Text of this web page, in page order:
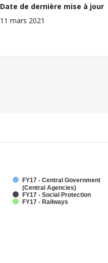
Date de dernière mise à jour
11 mars 2021
FY17 - Central Government
(Central Agencies)
FY17 - Social Protection
FY17 - Railways